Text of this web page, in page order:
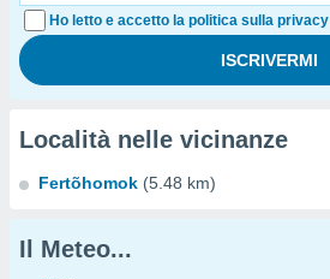
Ho letto e accetto la politica sulla privacy
Località nelle vicinanze
Fertõhomok (5.48 km)
Il Meteo...